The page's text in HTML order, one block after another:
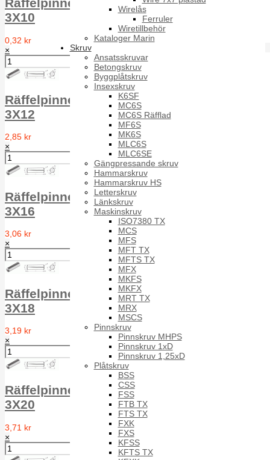
Wirelås
Ferruler
Wiretillbehör
Kataloger Marin
Skruv
Ansatsskruvar
Betongskruv
Byggplåtskruv
Insexskruv
K6SF
MC6S
MC6S Räfflad
MF6S
MK6S
MLC6S
MLC6SE
Gängpressande skruv
Hammarskruv
Hammarskruv HS
Letterskruv
Länkskruv
Maskinskruv
ISO7380 TX
MCS
MFS
MFT TX
MFTS TX
MFX
MKFS
MKFX
MRT TX
MRX
MSCS
Pinnskruv
Pinnskruv MHPS
Pinnskruv 1xD
Pinnskruv 1,25xD
Plåtskruv
BSS
CSS
FSS
FTB TX
FTS TX
FXK
FXS
KFSS
KFTS TX
3X10
0,32 kr
×
Räffelpinne Full längd RPA DIN 1471 A1
3X12
2,85 kr
×
Räffelpinne Full längd RPA DIN 1471 A1
3X16
3,06 kr
×
Räffelpinne Full längd RPA DIN 1471 A1
3X18
3,19 kr
×
Räffelpinne Full längd RPA DIN 1471 A1
3X20
3,71 kr
×